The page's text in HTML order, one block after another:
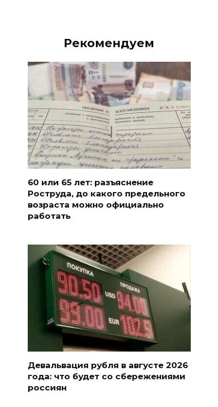
Рекомендуем
60 или 65 лет: разъяснение
Роструда, до какого предельного
возраста можно официально
работать
Девальвация рубля в августе 2026
года: что будет со сбережениями
россиян